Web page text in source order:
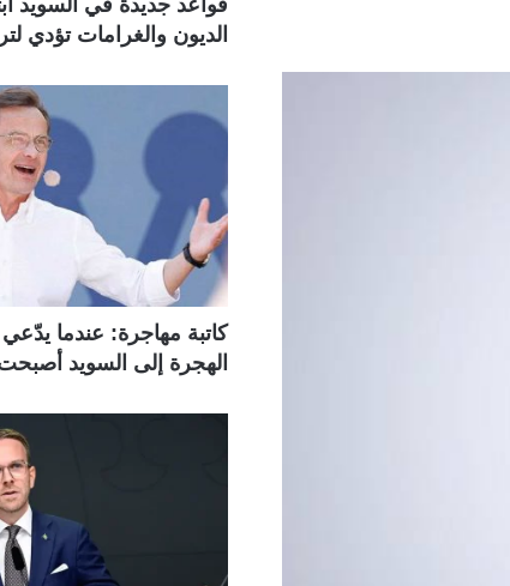
الديون والغرامات تؤدي
كاتبة مهاجرة: عندما
الهجرة إلى السويد أصبحت